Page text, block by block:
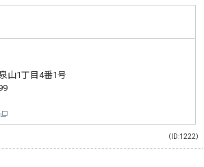
山1丁目4番1号
（ID:1222）